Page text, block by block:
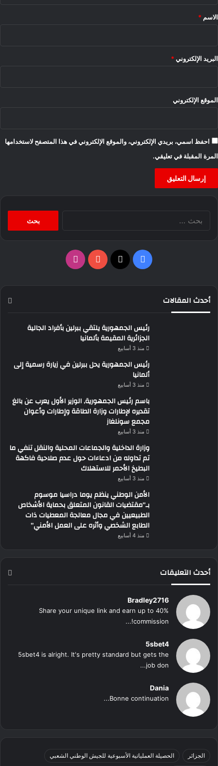
*
الاسم *
البريد الإلكتروني *
الموقع الإلكتروني
احفظ اسمي، بريدي الإلكتروني، والموقع الإلكتروني في هذا المتصفح لاستخدامها
المرة المقبلة في تعليقي.
فيسبوك ‫YouTubeانستقرام
أحدث المقالات
رئيس الجمهورية يلتقي ببرلين بأفراد الجالية
الجزائرية المقيمة بألمانيا
منذ 3 أسابيع
رئيس الجمهورية يحل ببرلين في زيارة رسمية إلى
ألمانيا
منذ 3 أسابيع
باسم رئيس الجمهورية, الوزير الأول يعرب عن بالغ
تقديره لإطارات وزارة الطاقة وإطارات وأعوان
مجمع سونلغاز
منذ 3 أسابيع
وزارة الداخلية والجماعات المحلية والنقل تنفي ما
تم تداوله من ادعاءات حول عدم صلاحية فاكهة
البطيخ الأحمر للاستهلاك
منذ 3 أسابيع
الأمن الوطني ينظم يوما دراسيا موسوم
بـ”مقتضيات القانون المتعلق بحماية الأشخاص
الطبيعيين في مجال معالجة المعطيات ذات
الطابع الشخصي وأثره على العمل الأمني”
منذ 4 أسابيع
أحدث التعليقات
Bradley2716
Share your unique link and earn up to 40%
commission!...
5sbet4
5sbet4 is alright. It's pretty standard but gets the
job don...
Dania
Bonne continuation...
الجزائر الحصيلة العملياتية الأسبوعية للجيش الوطني الشعبي